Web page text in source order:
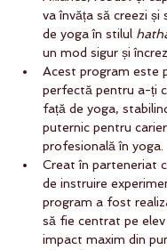
va învăța să creezi și
de yoga în stilul
un mod sigur și
Acest program este
perfectă pentru a-ți
față de yoga,
puternic pentru
profesională în yoga.
Creat în parteneriat
de instruire
program a fost
să fie centrat pe elev
impact maxim din